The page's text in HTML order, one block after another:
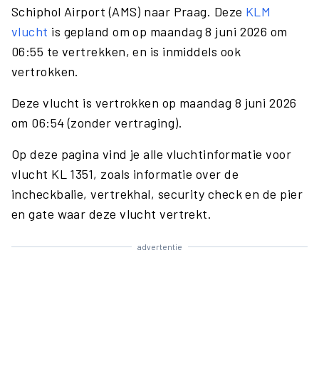
Schiphol Airport (AMS) naar Praag. Deze KLM
vlucht is gepland om op maandag 8 juni 2026 om
06:55 te vertrekken, en is inmiddels ook
vertrokken.
Deze vlucht is vertrokken op maandag 8 juni 2026
om 06:54 (zonder vertraging).
Op deze pagina vind je alle vluchtinformatie voor
vlucht KL 1351, zoals informatie over de
incheckbalie, vertrekhal, security check en de pier
en gate waar deze vlucht vertrekt.
advertentie